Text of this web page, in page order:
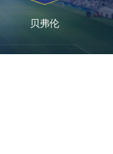
贝弗伦